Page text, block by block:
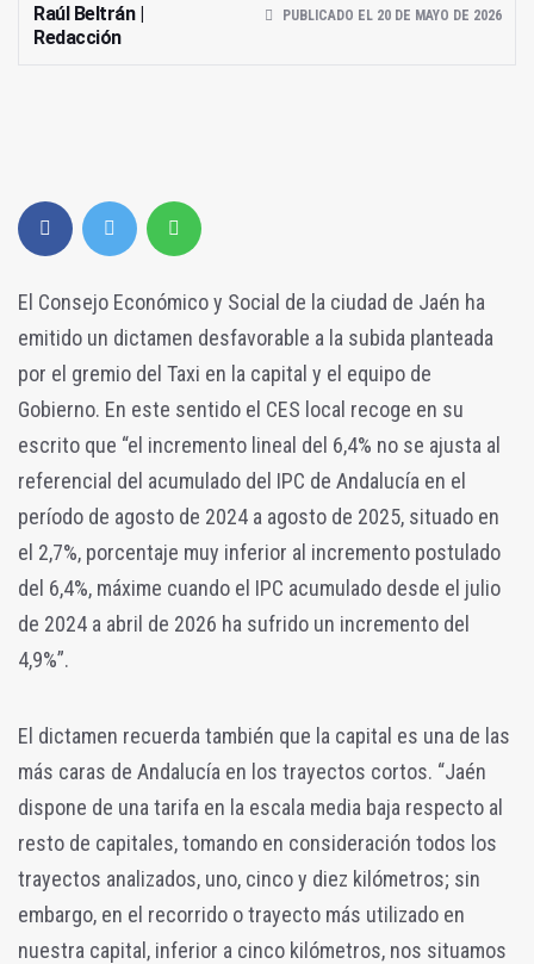
Raúl Beltrán |
Redacción
PUBLICADO EL 20 DE MAYO DE 2026
El Consejo Económico y Social de la ciudad de Jaén ha
emitido un dictamen desfavorable a la subida planteada
por el gremio del Taxi en la capital y el equipo de
Gobierno. En este sentido el CES local recoge en su
escrito que “el incremento lineal del 6,4% no se ajusta al
referencial del acumulado del IPC de Andalucía en el
período de agosto de 2024 a agosto de 2025, situado en
el 2,7%, porcentaje muy inferior al incremento postulado
del 6,4%, máxime cuando el IPC acumulado desde el julio
de 2024 a abril de 2026 ha sufrido un incremento del
4,9%”.
El dictamen recuerda también que la capital es una de las
más caras de Andalucía en los trayectos cortos. “Jaén
dispone de una tarifa en la escala media baja respecto al
resto de capitales, tomando en consideración todos los
trayectos analizados, uno, cinco y diez kilómetros; sin
embargo, en el recorrido o trayecto más utilizado en
nuestra capital, inferior a cinco kilómetros, nos situamos